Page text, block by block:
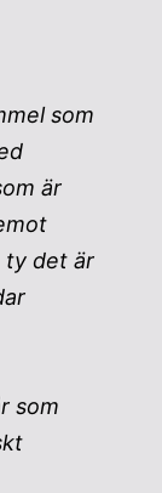
som
är
ty det är
som